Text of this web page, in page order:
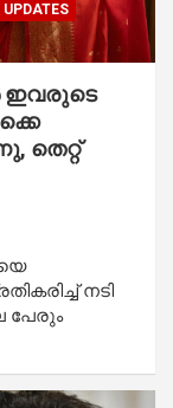
UPDATES
ഇവരുടെ
തെറ്റ്
നടി
പേരും